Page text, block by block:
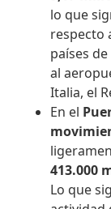
lo que
respecto
países
al
Italia, el
En el
413.000
Lo que